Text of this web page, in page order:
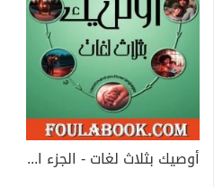
أوصيك بثلاث لغات - الجزء العاشر